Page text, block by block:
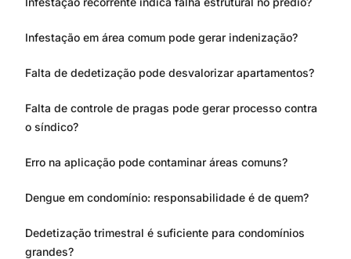
Infestação em área comum pode gerar indenização?
Falta de dedetização pode desvalorizar apartamentos?
Falta de controle de pragas pode gerar processo contra
o síndico?
Erro na aplicação pode contaminar áreas comuns?
Dengue em condomínio: responsabilidade é de quem?
Dedetização trimestral é suficiente para condomínios
grandes?